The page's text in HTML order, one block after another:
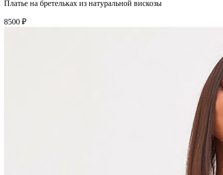
Платье на бретельках из натуральной вискозы
8500 ₽